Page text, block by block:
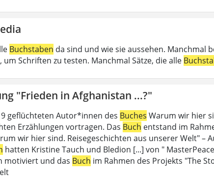
Buchstaben da sind und wie sie aussehen. Manchmal
um Schriften zu testen. Manchmal Sätze, die alle
"Frieden in Afghanistan ...?"
geflüchteten Autor*innen des Buches Warum wir hier
Erzählungen vortragen. Das Buch entstand im
wir hier sind. Reisegeschichten aus unserer Welt" –
hatten Kristine Tauch und Bledion [...] von "
motiviert und das Buch im Rahmen des Projekts "The